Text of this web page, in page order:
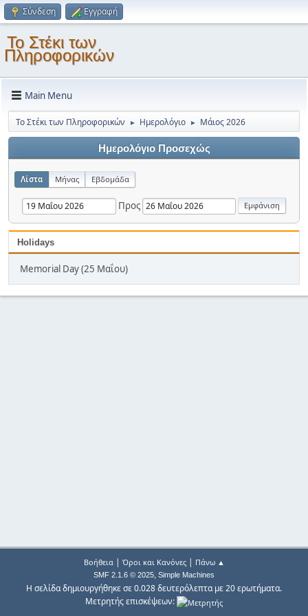
Σύνδεση Εγγραφή
Το Στέκι των
Πληροφορικών
Main Menu
Το Στέκι των Πληροφορικών ► Ημερολόγιο ► Μάιος 2026
Ημερολόγιο Προσεχώς
Λίστα Μήνας Εβδομάδα
Προς
Holidays
Memorial Day (25 Μαΐου)
Βοήθεια| Όροι και Κανόνες| Πάνω ▲
SMF 2.1.6 © 2025, Simple Machines
Η σελίδα δημιουργήθηκε σε 0.028 δευτερόλεπτα με 20 ερωτήματα.
Μετρητής επισκέψεων: